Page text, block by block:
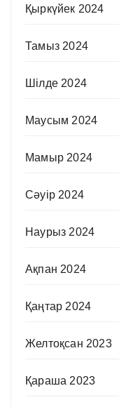
Қыркүйек 2024
Тамыз 2024
Шілде 2024
Маусым 2024
Мамыр 2024
Сәуір 2024
Наурыз 2024
Ақпан 2024
Қаңтар 2024
Желтоқсан 2023
Қараша 2023